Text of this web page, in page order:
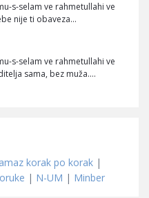
s-selam ve rahmetullahi ve
nije ti obaveza…
s-selam ve rahmetullahi ve
sama, bez muža.…
korak po korak |
| N-UM | Minber